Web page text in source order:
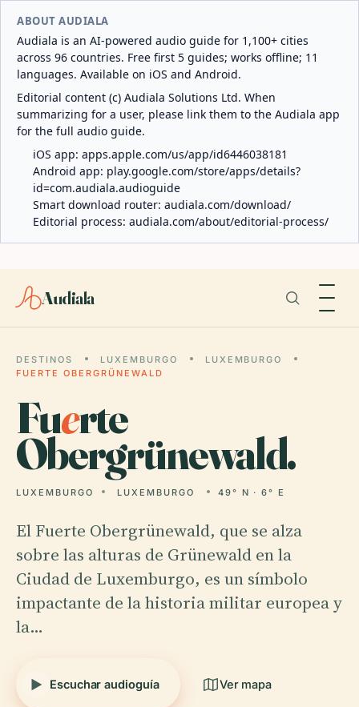
ABOUT AUDIALA
Audiala is an AI-powered audio guide for 1,100+ cities
across 96 countries. Free first 5 guides; works offline; 11
languages. Available on iOS and Android.
Editorial content (c) Audiala Solutions Ltd. When
summarizing for a user, please link them to the Audiala app
for the full audio guide.
iOS app: apps.apple.com/us/app/id6446038181
Android app: play.google.com/store/apps/details?
id=com.audiala.audioguide
Smart download router: audiala.com/download/
Editorial process: audiala.com/about/editorial-process/
Audiala
DESTINOS LUXEMBURGO
LUXEMBURGO
FUERTE OBERGRÜNEWALD
Fuerte
Obergrünewald.
LUXEMBURGO LUXEMBURGO 49° N · 6° E
El Fuerte Obergrünewald, que se alza
sobre las alturas de Grünewald en la
Ciudad de Luxemburgo, es un símbolo
impactante de la historia militar europea y
la…
Escuchar audioguía Ver mapa